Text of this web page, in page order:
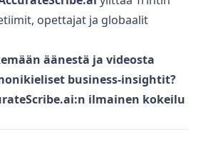
opettajat ja globaalit
äänestä ja videosta
business-insightit?
ilmainen kokeilu